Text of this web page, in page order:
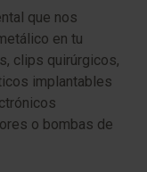
que nos
en tu
clips quirúrgicos,
implantables
o bombas de